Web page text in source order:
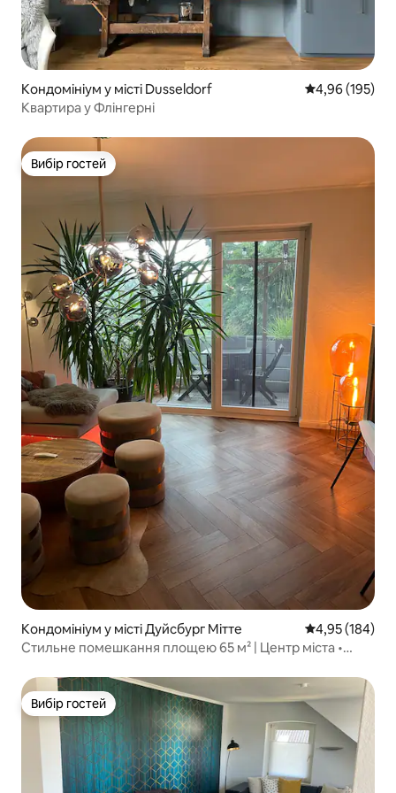
Кондомініум у місті Dusseldorf Середня
4,96 (195)
Квартира у Флінгерні
Вибір гостей
Вибір гостей
Кондомініум у місті Дуйсбург Мітте Середня
4,95 (184)
Стильне помешкання площею 65 м² | Центр міста •
Вибір гостей
Вибір гостей